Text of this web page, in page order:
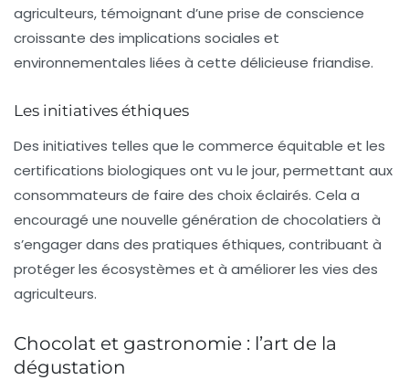
agriculteurs, témoignant d’une prise de conscience
croissante des implications sociales et
environnementales liées à cette délicieuse friandise.
Les initiatives éthiques
Des initiatives telles que le commerce équitable et les
certifications biologiques ont vu le jour, permettant aux
consommateurs de faire des choix éclairés. Cela a
encouragé une nouvelle génération de chocolatiers à
s’engager dans des pratiques éthiques, contribuant à
protéger les écosystèmes et à améliorer les vies des
agriculteurs.
Chocolat et gastronomie : l’art de la
dégustation